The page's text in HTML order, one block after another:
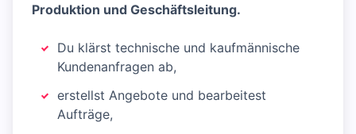
Produktion und Geschäftsleitung.
Du klärst technische und kaufmännische
Kundenanfragen ab,
erstellst Angebote und bearbeitest
Aufträge,